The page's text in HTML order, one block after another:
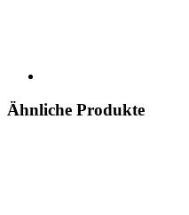
Ähnliche Produkte